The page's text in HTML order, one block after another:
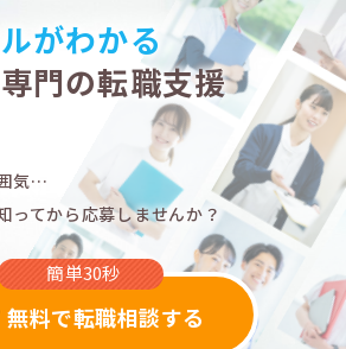
がわかる
門の転職支援
気…
ってから応募しませんか？
簡単30秒
無料で転職相談する